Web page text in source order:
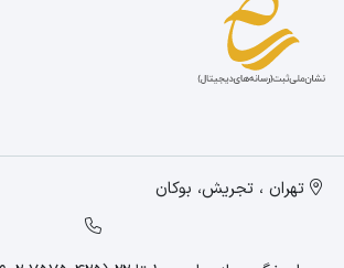
تهران ، تجریش، بوکان